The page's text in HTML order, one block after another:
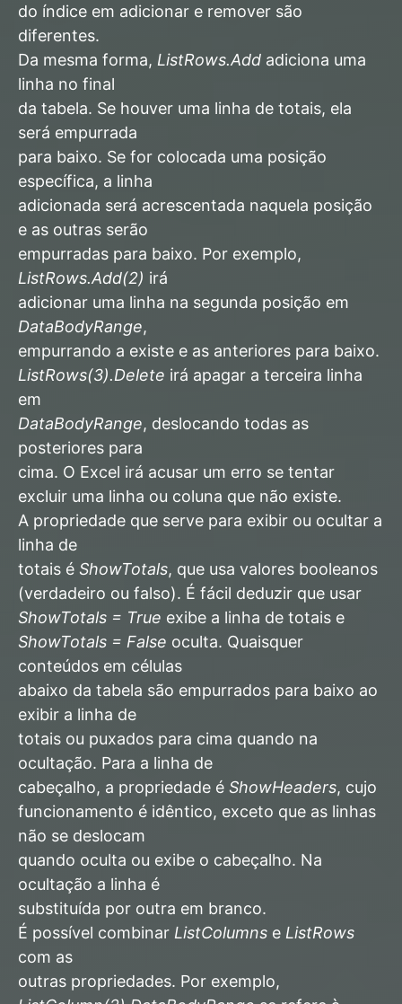
do índice em adicionar e remover são
diferentes.
Da mesma forma, ListRows.Add adiciona uma
linha no final
da tabela. Se houver uma linha de totais, ela
será empurrada
para baixo. Se for colocada uma posição
específica, a linha
adicionada será acrescentada naquela posição
e as outras serão
empurradas para baixo. Por exemplo,
ListRows.Add(2) irá
adicionar uma linha na segunda posição em
DataBodyRange,
empurrando a existe e as anteriores para baixo.
ListRows(3).Delete irá apagar a terceira linha
em
DataBodyRange, deslocando todas as
posteriores para
cima. O Excel irá acusar um erro se tentar
excluir uma linha ou coluna que não existe.
A propriedade que serve para exibir ou ocultar a
linha de
totais é ShowTotals, que usa valores booleanos
(verdadeiro ou falso). É fácil deduzir que usar
ShowTotals = True exibe a linha de totais e
ShowTotals = False oculta. Quaisquer
conteúdos em células
abaixo da tabela são empurrados para baixo ao
exibir a linha de
totais ou puxados para cima quando na
ocultação. Para a linha de
cabeçalho, a propriedade é ShowHeaders, cujo
funcionamento é idêntico, exceto que as linhas
não se deslocam
quando oculta ou exibe o cabeçalho. Na
ocultação a linha é
substituída por outra em branco.
É possível combinar ListColumns e ListRows
com as
outras propriedades. Por exemplo,